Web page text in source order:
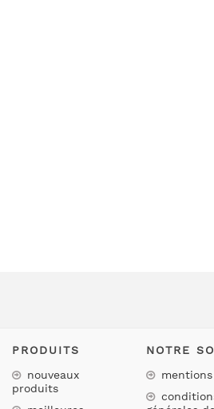
PRODUITS
nouveaux
produits
NOTRE